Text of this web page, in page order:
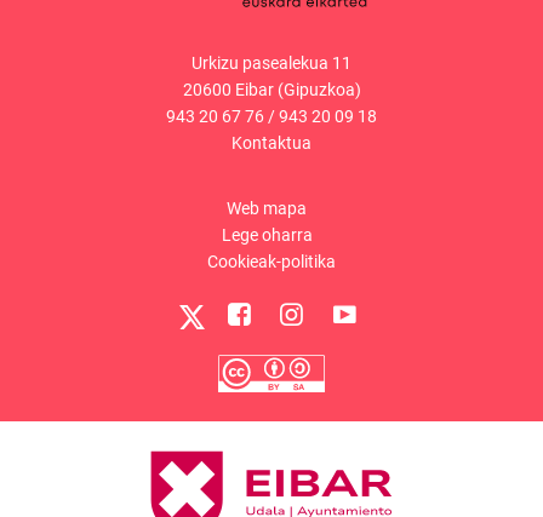
Urkizu pasealekua 11
20600 Eibar (Gipuzkoa)
943 20 67 76/943 20 09 18
Kontaktua
Web mapa
Lege oharra
Cookieak-politika